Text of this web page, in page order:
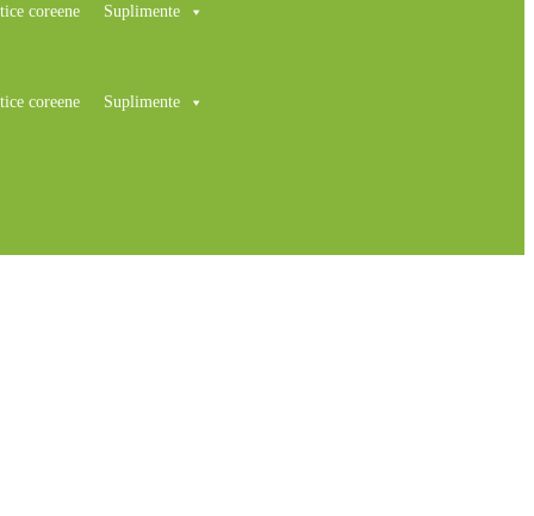
coreene Suplimente
coreene Suplimente